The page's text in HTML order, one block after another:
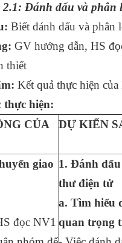
2.1: Đánh dấu và phân
Biết đánh dấu và phân
GV hướng dẫn, HS
thiết
Kết quả thực hiện của
thực hiện:
CỦA
DỰ KIẾN
giao
đọc NV1
1. Đánh
thư điện tử
a. Tìm hiểu
quan trọng